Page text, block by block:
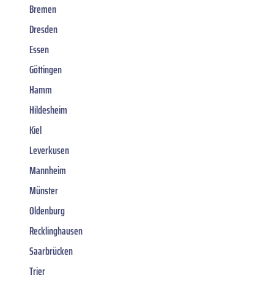
Bremen
Dresden
Essen
Göttingen
Hamm
Hildesheim
Kiel
Leverkusen
Mannheim
Münster
Oldenburg
Recklinghausen
Saarbrücken
Trier